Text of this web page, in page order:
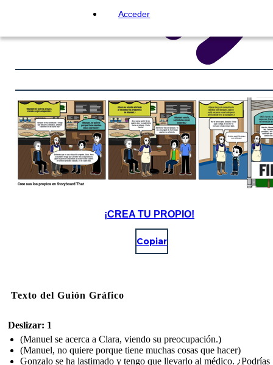
Acceder
¡CREA TU PROPIO!
Copiar
Texto del Guión Gráfico
Deslizar: 1
(Manuel se acerca a Clara, viendo su preocupación.)
(Manuel, no quiere porque tiene muchas cosas que hacer)
Gonzalo se ha lastimado y tengo que llevarlo al médico. ¿Podrías